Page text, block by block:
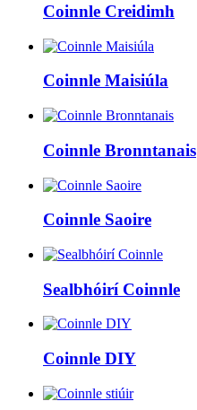
Coinnle Creidimh
Coinnle Maisiúla
Coinnle Bronntanais
Coinnle Saoire
Sealbhóirí Coinnle
Coinnle DIY